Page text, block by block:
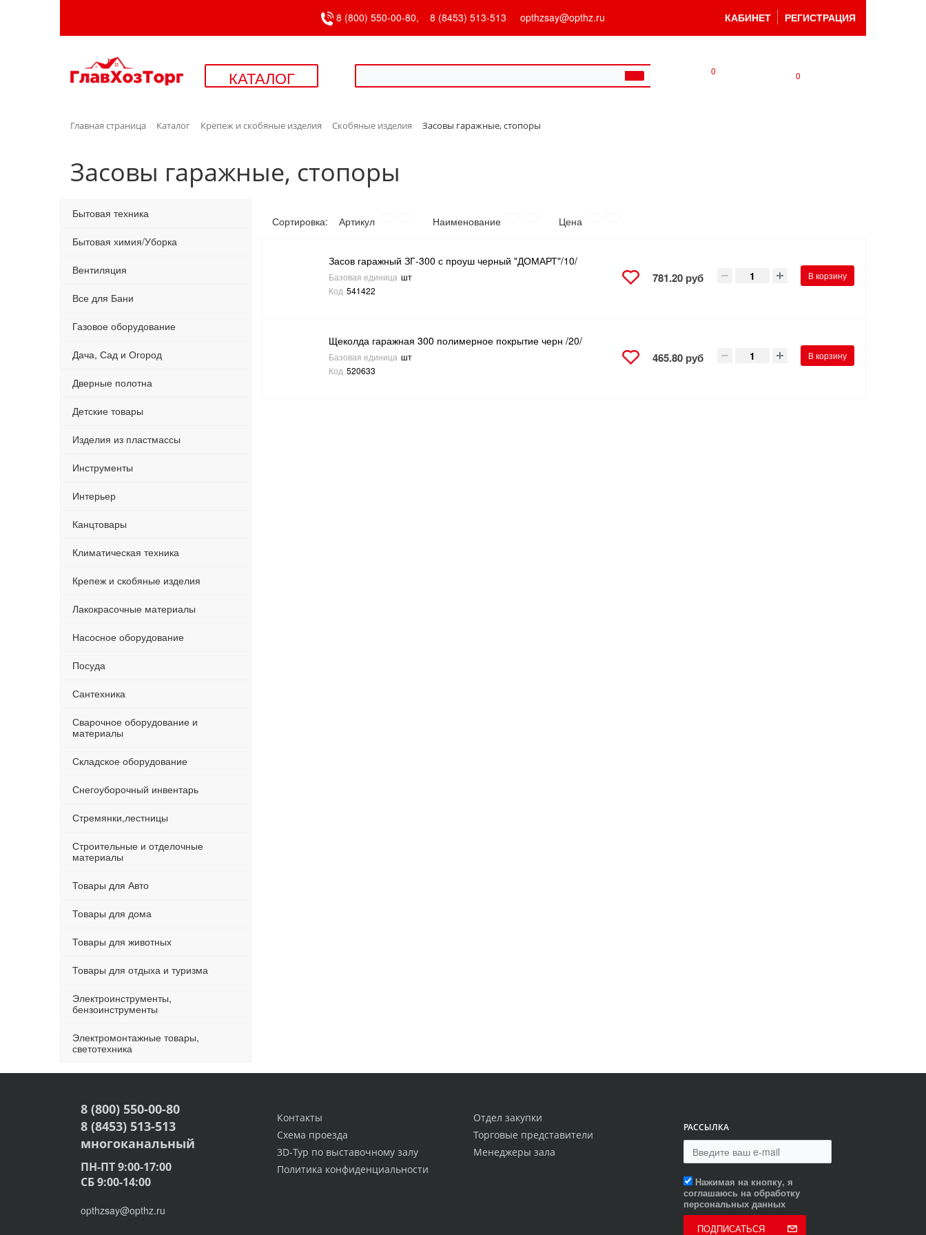
8 (800) 550-00-80, 8 (8453) 513-513 opthzsay@opthz.ru КАБИНЕТ РЕГИСТРАЦИЯ
КАТАЛОГ 0 0
Главная страница Каталог Крепеж и скобяные изделия Скобяные изделия Засовы гаражные, стопоры
Засовы гаражные, стопоры
Бытовая техника
Бытовая химия/Уборка
Вентиляция
Все для Бани
Газовое оборудование
Дача, Сад и Огород
Дверные полотна
Детские товары
Изделия из пластмассы
Инструменты
Интерьер
Канцтовары
Климатическая техника
Крепеж и скобяные изделия
Лакокрасочные материалы
Насосное оборудование
Посуда
Сантехника
Сварочное оборудование и
материалы
Складское оборудование
Снегоуборочный инвентарь
Стремянки,лестницы
Строительные и отделочные
материалы
Товары для Авто
Товары для дома
Товары для животных
Товары для отдыха и туризма
Электроинструменты,
бензоинструменты
Электромонтажные товары,
светотехника
Сортировка: Артикул Наименование Цена
Засов гаражный ЗГ-300 с проуш черный "ДОМАРТ"/10/
Базовая единица шт
Код 541422
781.20 руб В корзину
Щеколда гаражная 300 полимерное покрытие черн /20/
Базовая единица шт
Код 520633
465.80 руб В корзину
Отдел закупки
Торговые представители
Менеджеры зала
Контакты
Схема проезда
3D-Тур по выставочному залу
Политика конфиденциальности
РАССЫЛКА
Нажимая на кнопку, я
соглашаюсь на обработку
персональных данных
ПОДПИСАТЬСЯ
8 (800) 550-00-80
8 (8453) 513-513
многоканальный
ПН-ПТ 9:00-17:00
СБ 9:00-14:00
opthzsay@opthz.ru